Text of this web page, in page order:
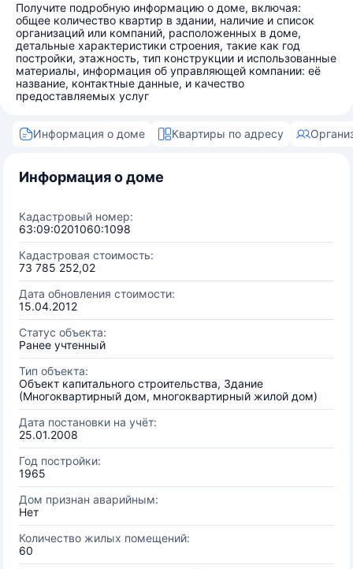
Получите подробную информацию о доме, включая:
общее количество квартир в здании, наличие и список
организаций или компаний, расположенных в доме,
детальные характеристики строения, такие как год
постройки, этажность, тип конструкции и использованные
материалы, информация об управляющей компании: её
название, контактные данные, и качество
предоставляемых услуг
Информация о доме Квартиры по адресу
Информация о доме
Кадастровый номер:
63:09:0201060:1098
Кадастровая стоимость:
73 785 252,02
Дата обновления стоимости:
15.04.2012
Статус объекта:
Ранее учтенный
Тип объекта:
Объект капитального строительства, Здание
(Многоквартирный дом, многоквартирный жилой дом)
Дата постановки на учёт:
25.01.2008
Год постройки:
1965
Дом признан аварийным:
Нет
Количество жилых помещений:
60